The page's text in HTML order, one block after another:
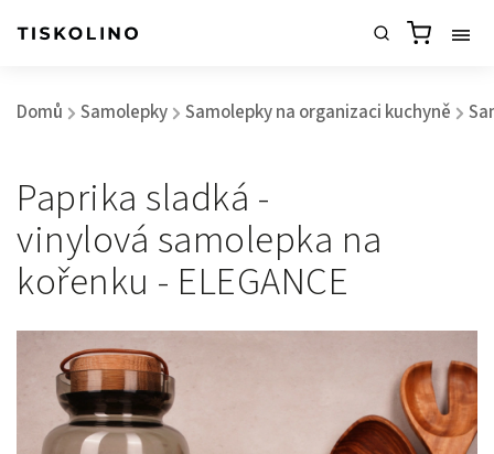
Domů / Samolepky / Samolepky na organizaci kuchyně /
Paprika sladká -
vinylová samolepka na
kořenku - ELEGANCE